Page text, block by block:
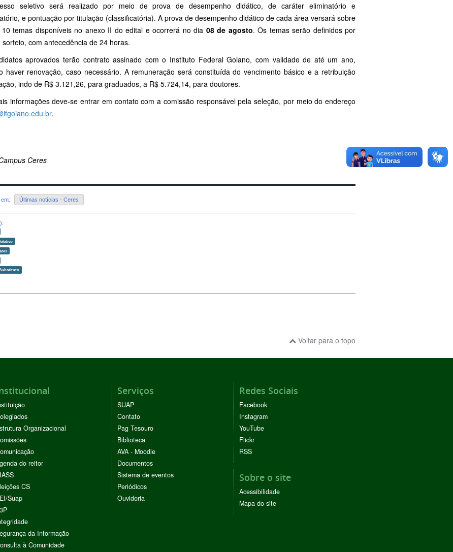
seletivo será realizado por meio de prova de desempenho didático, de caráter eliminatório e
e pontuação por titulação (classificatória). A prova de desempenho didático de cada área versará sobre
temas disponíveis no anexo II do edital e ocorrerá no dia 08 de agosto. Os temas serão definidos por
sorteio, com antecedência de 24 horas.
aprovados terão contrato assinado com o Instituto Federal Goiano, com validade de até um ano,
haver renovação, caso necessário. A remuneração será constituída do vencimento básico e a retribuição
indo de R$ 3.121,26, para graduados, a R$ 5.724,14, para doutores.
informações deve-se entrar em contato com a comissão responsável pela seleção, por meio do endereço
.
Ceres
Últimas notícias - Ceres
Voltar para o topo
Organizacional
do reitor
CS
Suap
da Informação
à Comunidade
Serviços
SUAP
Contato
Pag Tesouro
Biblioteca
AVA - Moodle
Documentos
Sistema de eventos
Periódicos
Ouvidoria
Redes Sociais
Facebook
Instagram
YouTube
Flickr
RSS
Sobre o site
Acessibilidade
Mapa do site